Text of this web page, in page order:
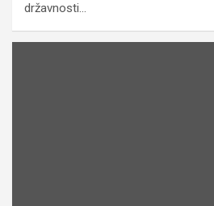
državnosti…